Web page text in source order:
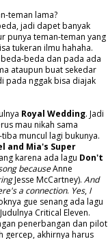
teman lama?
jadi dapet banyak
punya teman-teman yang
tukeran ilmu hahaha.
beda dan pada ada
ataupun buat sekedar
pada nggak bisa diajak
Royal Wedding. Jadi
mau nikah sama
muncul lagi bukunya.
and Mia's Super
karena ada lagu Don't
becauseAnne
Jesse McCartney). And
a connection. Yes, I
gue senang ada lagu
Critical Eleven.
penerbangan dan pilot
gercep, akhirnya harus